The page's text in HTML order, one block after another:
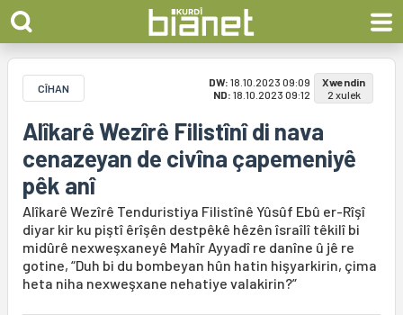
CÎHAN DW: 18.10.2023 09:09
ND: 18.10.2023 09:12
Xwendin
2 xulek
Alîkarê Wezîrê Filistînî di nava
cenazeyan de civîna çapemeniyê
pêk anî
Alîkarê Wezîrê Tenduristiya Filistînê Yûsûf Ebû er-Rîşî
diyar kir ku piştî êrîşên destpêkê hêzên îsraîlî têkilî bi
midûrê nexweşxaneyê Mahîr Ayyadî re danîne û jê re
gotine, “Duh bi du bombeyan hûn hatin hişyarkirin, çima
heta niha nexweşxane nehatiye valakirin?”